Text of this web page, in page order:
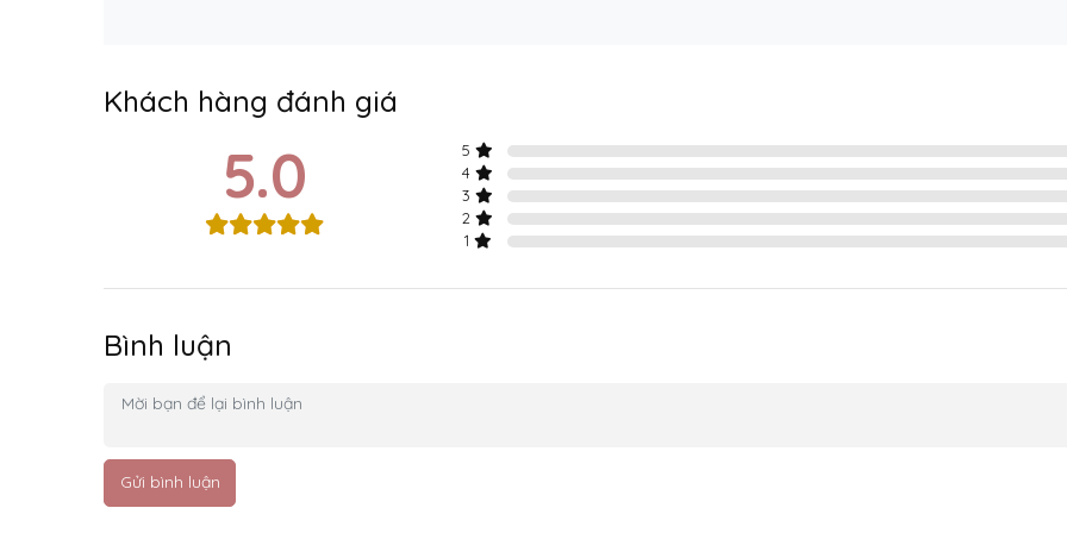
Khách hàng đánh giá
5.0
5
4
3
2
1
Bình luận
Gửi bình luận